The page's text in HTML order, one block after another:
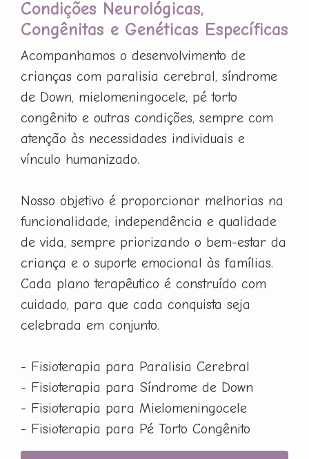
Condições Neurológicas,
Congênitas e Genéticas Específicas
Acompanhamos o desenvolvimento de
crianças com paralisia cerebral, síndrome
de Down, mielomeningocele, pé torto
congênito e outras condições, sempre com
atenção às necessidades individuais e
vínculo humanizado.
Nosso objetivo é proporcionar melhorias na
funcionalidade, independência e qualidade
de vida, sempre priorizando o bem-estar da
criança e o suporte emocional às famílias.
Cada plano terapêutico é construído com
cuidado, para que cada conquista seja
celebrada em conjunto.
- Fisioterapia para Paralisia Cerebral
- Fisioterapia para Síndrome de Down
- Fisioterapia para Mielomeningocele
- Fisioterapia para Pé Torto Congênito